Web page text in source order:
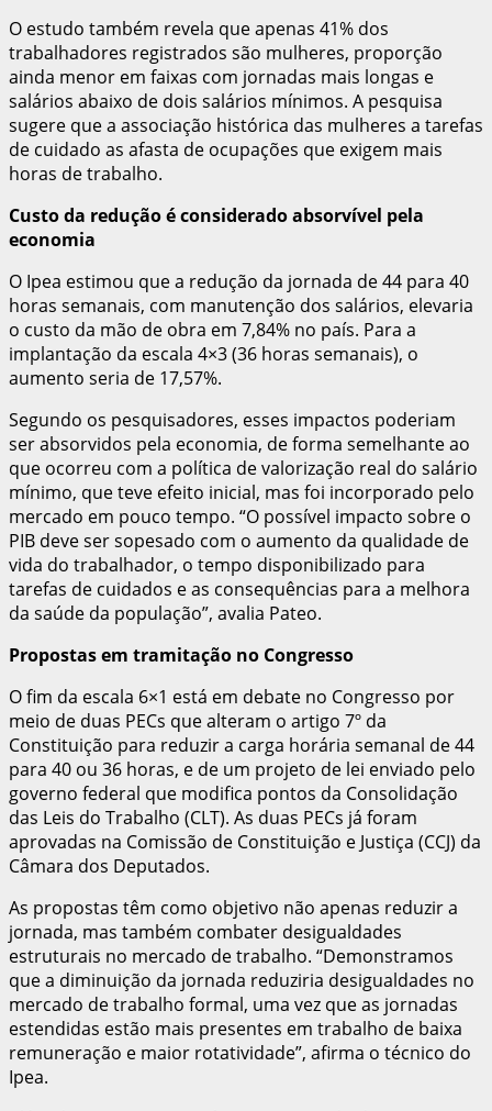
O estudo também revela que apenas 41% dos
trabalhadores registrados são mulheres, proporção
ainda menor em faixas com jornadas mais longas e
salários abaixo de dois salários mínimos. A pesquisa
sugere que a associação histórica das mulheres a tarefas
de cuidado as afasta de ocupações que exigem mais
horas de trabalho.
Custo da redução é considerado absorvível pela
economia
O Ipea estimou que a redução da jornada de 44 para 40
horas semanais, com manutenção dos salários, elevaria
o custo da mão de obra em 7,84% no país. Para a
implantação da escala 4×3 (36 horas semanais), o
aumento seria de 17,57%.
Segundo os pesquisadores, esses impactos poderiam
ser absorvidos pela economia, de forma semelhante ao
que ocorreu com a política de valorização real do salário
mínimo, que teve efeito inicial, mas foi incorporado pelo
mercado em pouco tempo. “O possível impacto sobre o
PIB deve ser sopesado com o aumento da qualidade de
vida do trabalhador, o tempo disponibilizado para
tarefas de cuidados e as consequências para a melhora
da saúde da população”, avalia Pateo.
Propostas em tramitação no Congresso
O fim da escala 6×1 está em debate no Congresso por
meio de duas PECs que alteram o artigo 7º da
Constituição para reduzir a carga horária semanal de 44
para 40 ou 36 horas, e de um projeto de lei enviado pelo
governo federal que modifica pontos da Consolidação
das Leis do Trabalho (CLT). As duas PECs já foram
aprovadas na Comissão de Constituição e Justiça (CCJ) da
Câmara dos Deputados.
As propostas têm como objetivo não apenas reduzir a
jornada, mas também combater desigualdades
estruturais no mercado de trabalho. “Demonstramos
que a diminuição da jornada reduziria desigualdades no
mercado de trabalho formal, uma vez que as jornadas
estendidas estão mais presentes em trabalho de baixa
remuneração e maior rotatividade”, afirma o técnico do
Ipea.